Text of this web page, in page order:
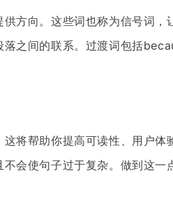
方向。这些词也称为信号词，
之间的联系。过渡词包括
将帮助你提高可读性、用户
会使句子过于复杂。做到这一